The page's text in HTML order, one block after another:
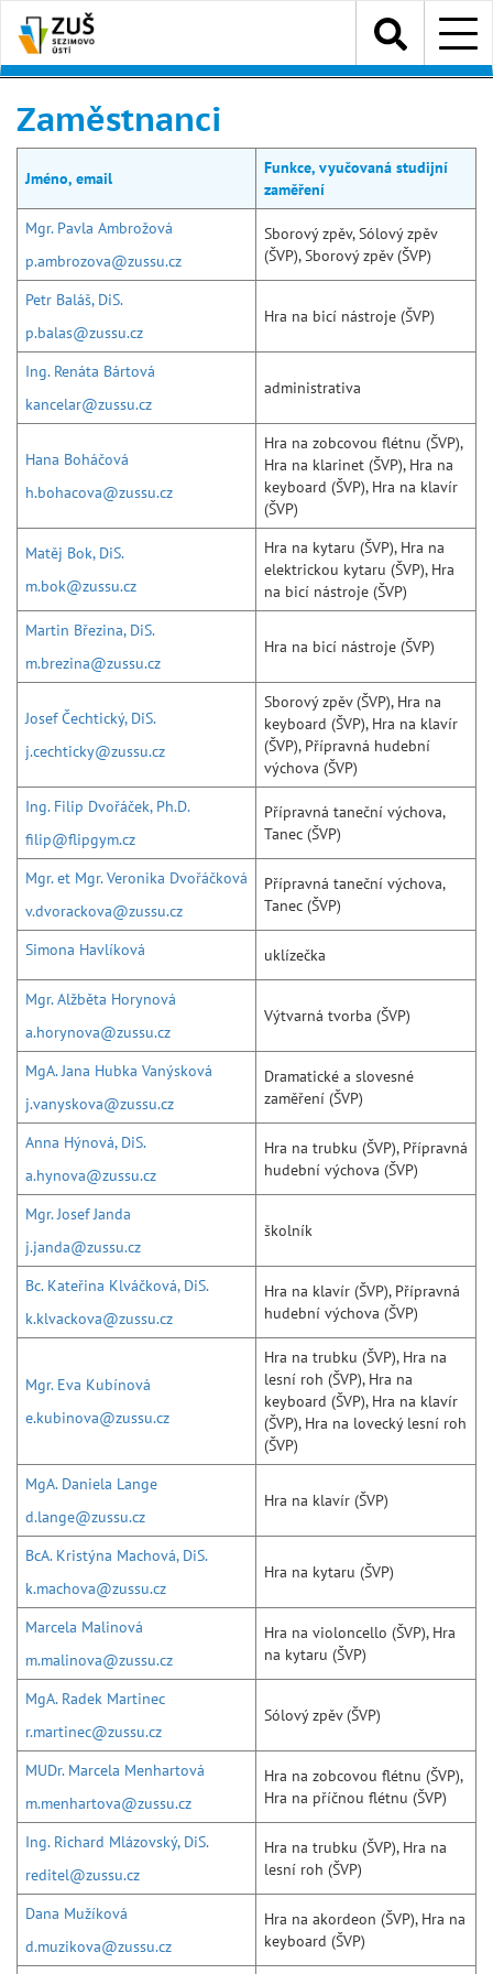
hlavnímu
obsahu
Menu
Zaměstnanci
Jméno, email
Funkce, vyučovaná studijní
zaměření
Mgr. Pavla Ambrožová
p.ambrozova@zussu.cz
Sborový zpěv, Sólový zpěv
(ŠVP), Sborový zpěv (ŠVP)
Petr Baláš, DiS.
p.balas@zussu.cz
Hra na bicí nástroje (ŠVP)
Ing. Renáta Bártová
kancelar@zussu.cz
administrativa
Hana Boháčová
h.bohacova@zussu.cz
Hra na zobcovou flétnu (ŠVP),
Hra na klarinet (ŠVP), Hra na
keyboard (ŠVP), Hra na klavír
(ŠVP)
Matěj Bok, DiS.
m.bok@zussu.cz
Hra na kytaru (ŠVP), Hra na
elektrickou kytaru (ŠVP), Hra
na bicí nástroje (ŠVP)
Martin Březina, DiS.
m.brezina@zussu.cz
Hra na bicí nástroje (ŠVP)
Josef Čechtický, DiS.
j.cechticky@zussu.cz
Sborový zpěv (ŠVP), Hra na
keyboard (ŠVP), Hra na klavír
(ŠVP), Přípravná hudební
výchova (ŠVP)
Ing. Filip Dvořáček, Ph.D.
filip@flipgym.cz
Přípravná taneční výchova,
Tanec (ŠVP)
Mgr. et Mgr. Veronika Dvořáčková
v.dvorackova@zussu.cz
Přípravná taneční výchova,
Tanec (ŠVP)
Simona Havlíková uklízečka
Mgr. Alžběta Horynová
a.horynova@zussu.cz
Výtvarná tvorba (ŠVP)
MgA. Jana Hubka Vanýsková
j.vanyskova@zussu.cz
Dramatické a slovesné
zaměření (ŠVP)
Anna Hýnová, DiS.
a.hynova@zussu.cz
Hra na trubku (ŠVP), Přípravná
hudební výchova (ŠVP)
Mgr. Josef Janda
j.janda@zussu.cz
školník
Bc. Kateřina Klváčková, DiS.
k.klvackova@zussu.cz
Hra na klavír (ŠVP), Přípravná
hudební výchova (ŠVP)
Mgr. Eva Kubínová
e.kubinova@zussu.cz
Hra na trubku (ŠVP), Hra na
lesní roh (ŠVP), Hra na
keyboard (ŠVP), Hra na klavír
(ŠVP), Hra na lovecký lesní roh
(ŠVP)
MgA. Daniela Lange
d.lange@zussu.cz
Hra na klavír (ŠVP)
BcA. Kristýna Machová, DiS.
k.machova@zussu.cz
Hra na kytaru (ŠVP)
Marcela Malinová
m.malinova@zussu.cz
Hra na violoncello (ŠVP), Hra
na kytaru (ŠVP)
MgA. Radek Martinec
r.martinec@zussu.cz
Sólový zpěv (ŠVP)
MUDr. Marcela Menhartová
m.menhartova@zussu.cz
Hra na zobcovou flétnu (ŠVP),
Hra na příčnou flétnu (ŠVP)
Ing. Richard Mlázovský, DiS.
reditel@zussu.cz
Hra na trubku (ŠVP), Hra na
lesní roh (ŠVP)
Dana Mužíková
d.muzikova@zussu.cz
Hra na akordeon (ŠVP), Hra na
keyboard (ŠVP)